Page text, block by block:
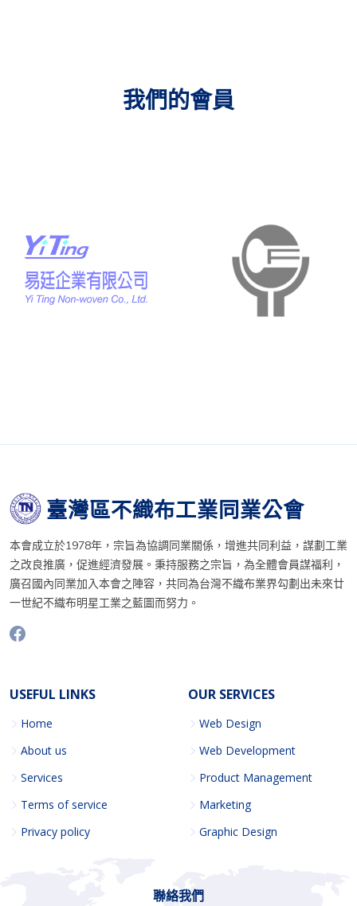
我們的會員
臺灣區不織布工業同業公會
本會成立於1978年，宗旨為協調同業關係，增進共同利益，謀劃工業
之改良推廣，促進經濟發展。秉持服務之宗旨，為全體會員謀福利，
廣召國內同業加入本會之陣容，共同為台灣不織布業界勾劃出未來廿
一世紀不織布明星工業之藍圖而努力。
USEFUL LINKS
Home
About us
Services
Terms of service
Privacy policy
OUR SERVICES
Web Design
Web Development
Product Management
Marketing
Graphic Design
聯絡我們